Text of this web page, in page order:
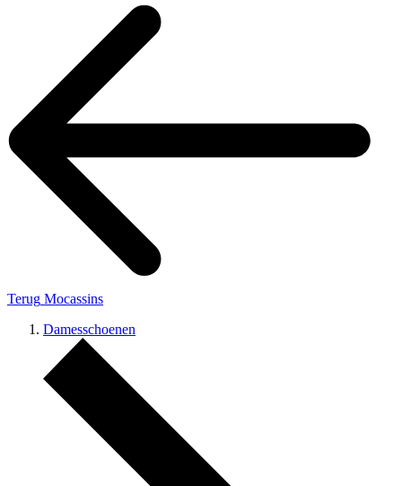
Terug Mocassins
Damesschoenen